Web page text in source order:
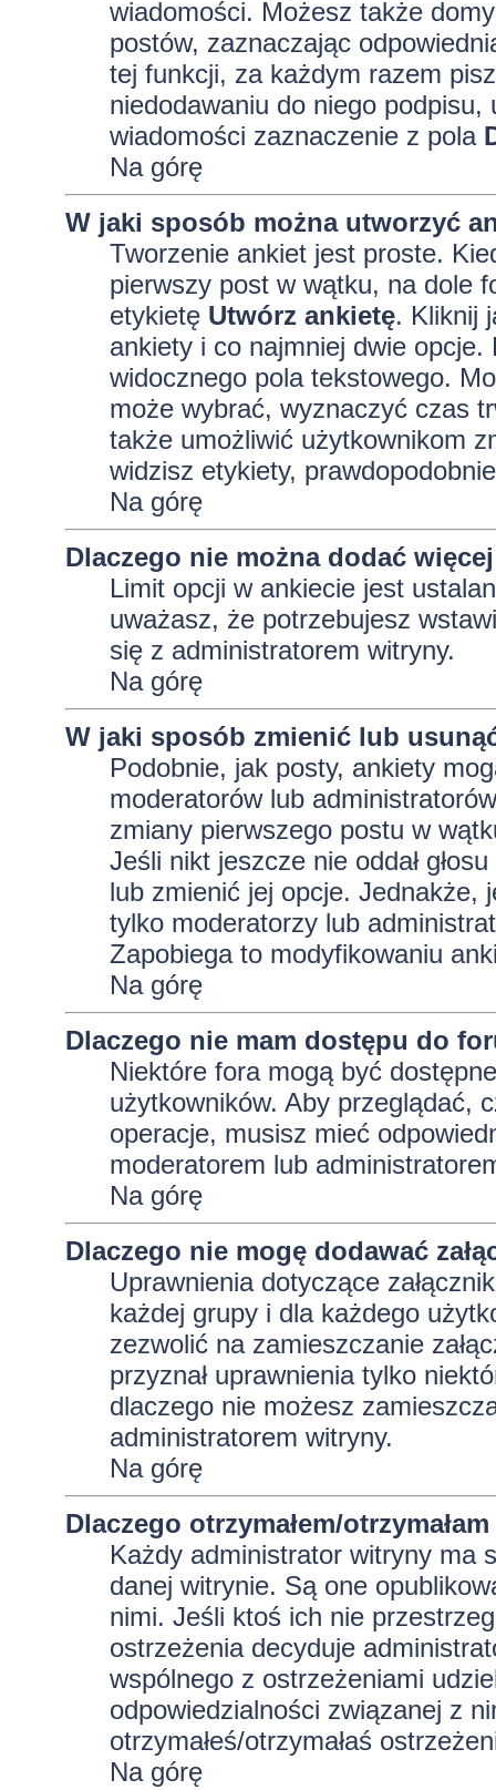
wiadomości. Możesz także
postów, zaznaczając
tej funkcji, za każdym razem
niedodawaniu do niego
wiadomości zaznaczenie z pola
Na górę
W jaki sposób można utworzyć
Tworzenie ankiet jest proste.
pierwszy post w wątku, na dole
etykietę Utwórz ankietę. Kliknij
ankiety i co najmniej dwie
widocznego pola tekstowego.
może wybrać, wyznaczyć czas
także umożliwić użytkownikom
widzisz etykiety,
Na górę
Dlaczego nie można dodać
Limit opcji w ankiecie jest
uważasz, że potrzebujesz
się z administratorem witryny.
Na górę
W jaki sposób zmienić lub
Podobnie, jak posty, ankiety
moderatorów lub
zmiany pierwszego postu w
Jeśli nikt jeszcze nie oddał
lub zmienić jej opcje. Jednakże,
tylko moderatorzy lub
Zapobiega to modyfikowaniu
Na górę
Dlaczego nie mam dostępu do
Niektóre fora mogą być
użytkowników. Aby przeglądać,
operacje, musisz mieć
moderatorem lub
Na górę
Dlaczego nie mogę dodawać
Uprawnienia dotyczące
każdej grupy i dla każdego
zezwolić na zamieszczanie
przyznał uprawnienia tylko
dlaczego nie możesz
administratorem witryny.
Na górę
Dlaczego otrzymałem/
Każdy administrator witryny ma
danej witrynie. Są one
nimi. Jeśli ktoś ich nie
ostrzeżenia decyduje
wspólnego z ostrzeżeniami
odpowiedzialności związanej z
otrzymałeś/otrzymałaś
Na górę